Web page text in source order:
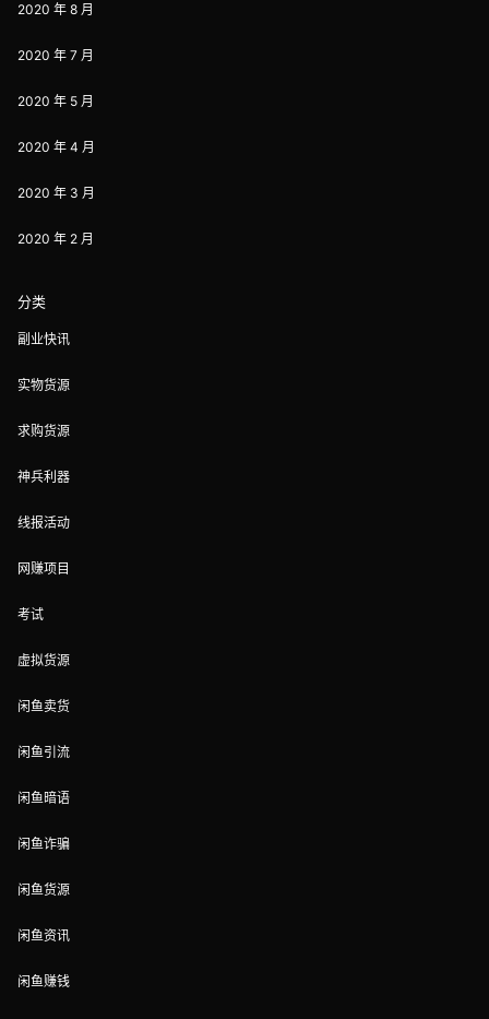
2020 年 8 月
2020 年 7 月
2020 年 5 月
2020 年 4 月
2020 年 3 月
2020 年 2 月
分类
副业快讯
实物货源
求购货源
神兵利器
线报活动
网赚项目
考试
虚拟货源
闲鱼卖货
闲鱼引流
闲鱼暗语
闲鱼诈骗
闲鱼货源
闲鱼资讯
闲鱼赚钱